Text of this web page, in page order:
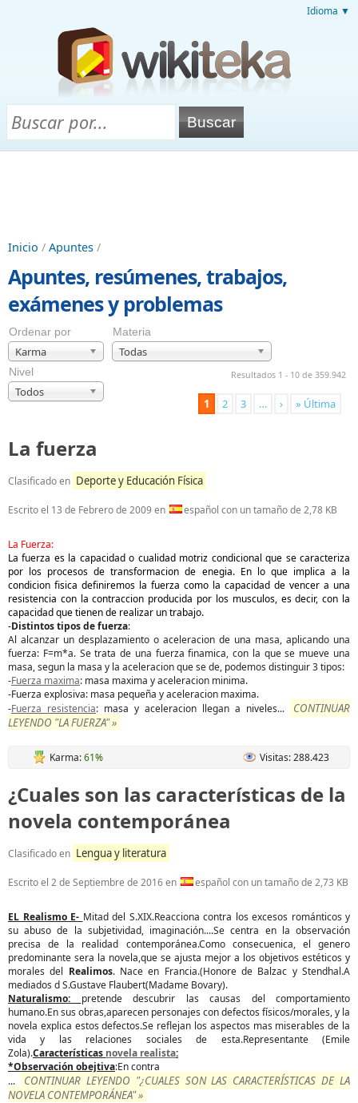
Idioma ▼
Inicio / Apuntes /
Apuntes, resúmenes, trabajos,
exámenes y problemas
Ordenar por
Karma
Materia
Todas
Nivel
Todos
Resultados 1 - 10 de 359.942
1 2 3 … › » Última
La fuerza
Clasificado en Deporte y Educación Física
Escrito el 13 de Febrero de 2009en español con un tamaño de 2,78 KB
La Fuerza:
La fuerza es la capacidad o cualidad motriz condicional que se caracteriza
por los procesos de transformacion de enegia. En lo que implica a la
condicion fisica definiremos la fuerza como la capacidad de vencer a una
resistencia con la contraccion producida por los musculos, es decir, con la
capacidad que tienen de realizar un trabajo.
-Distintos tipos de fuerza:
Al alcanzar un desplazamiento o aceleracion de una masa, aplicando una
fuerza: F=m*a. Se trata de una fuerza finamica, con la que se mueve una
masa, segun la masa y la aceleracion que se de, podemos distinguir 3 tipos:
-Fuerza maxima: masa maxima y aceleracion minima.
-Fuerza explosiva: masa pequeña y aceleracion maxima.
-Fuerza resistencia: masa y aceleracion llegan a niveles...
CONTINUAR
LEYENDO "LA FUERZA" »
Karma:61% Visitas: 288.423
¿Cuales son las características de la
novela contemporánea
Clasificado en Lengua y literatura
Escrito el 2 de Septiembre de 2016en español con un tamaño de 2,73 KB
EL Realismo E- Mitad del S.XIX.Reacciona contra los excesos románticos y
su abuso de la subjetividad, imaginación....Se centra en la observación
precisa de la realidad contemporánea.Como consecuenica, el genero
predominante sera la novela,que se ajusta mejor a los objetivos estéticos y
morales del Realimos. Nace en Francia.(Honore de Balzac y Stendhal.A
mediados d S.Gustave Flaubert(Madame Bovary).
Naturalismo: pretende descubrir las causas del comportamiento
humano.En sus obras,aparecen personajes con defectos físicos/morales, y la
novela explica estos defectos.Se reflejan los aspectos mas miserables de la
vida y las relaciones sociales de esta.Representante (Emile
Zola).Características novela realista:
*Observación obejtiva:En contra
...
CONTINUAR LEYENDO "¿CUALES SON LAS CARACTERÍSTICAS DE LA
NOVELA CONTEMPORÁNEA" »